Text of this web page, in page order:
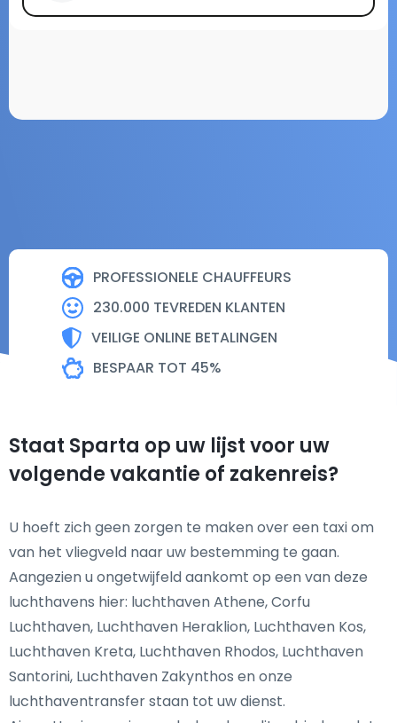
PROFESSIONELE CHAUFFEURS
230.000 TEVREDEN KLANTEN
VEILIGE ONLINE BETALINGEN
BESPAAR TOT 45%
Staat Sparta op uw lijst voor uw
volgende vakantie of zakenreis?
U hoeft zich geen zorgen te maken over een taxi om
van het vliegveld naar uw bestemming te gaan.
Aangezien u ongetwijfeld aankomt op een van deze
luchthavens hier: luchthaven Athene, Corfu
Luchthaven, Luchthaven Heraklion, Luchthaven Kos,
Luchthaven Kreta, Luchthaven Rhodos, Luchthaven
Santorini, Luchthaven Zakynthos en onze
luchthaventransfer staan tot uw dienst.